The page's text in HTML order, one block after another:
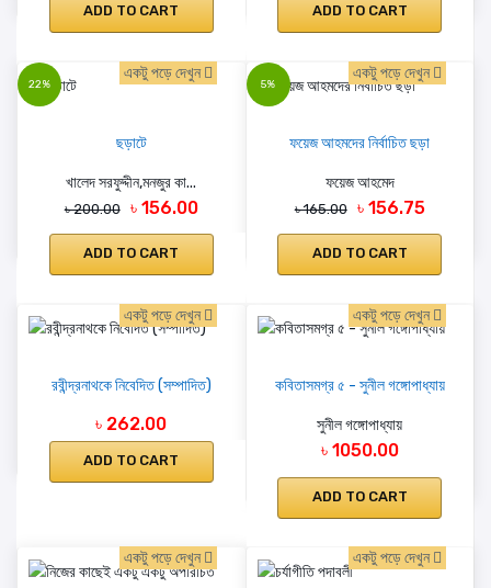
ADD TO CART ADD TO CART
22%
একটু পড়ে দেখুন
ছড়াটে
খালেদ সরফুদ্দীন,মনজুর কা...
৳ 200.00 ৳ 156.00
ADD TO CART
5%
একটু পড়ে দেখুন
ফয়েজ আহমদের নির্বাচিত ছড়া
ফয়েজ আহমেদ
৳ 165.00 ৳ 156.75
ADD TO CART
একটু পড়ে দেখুন
রবীন্দ্রনাথকে নিবেদিত (সম্পাদিত)
৳ 262.00
ADD TO CART
একটু পড়ে দেখুন
কবিতাসমগ্র ৫ - সুনীল গঙ্গোপাধ্যায়
সুনীল গঙ্গোপাধ্যায়
৳ 1050.00
ADD TO CART
একটু পড়ে দেখুন একটু পড়ে দেখুন